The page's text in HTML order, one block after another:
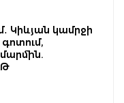
Կիևյան կամրջի